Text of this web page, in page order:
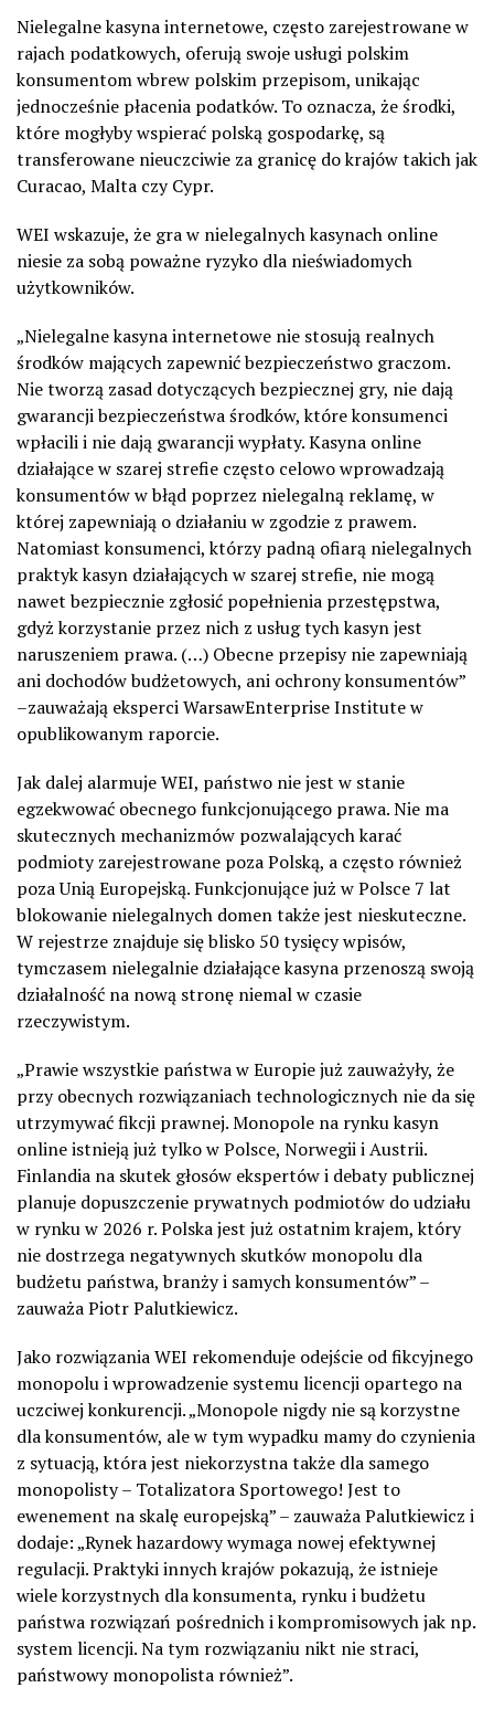
Nielegalne kasyna internetowe, często zarejestrowane w
rajach podatkowych, oferują swoje usługi polskim
konsumentom wbrew polskim przepisom, unikając
jednocześnie płacenia podatków. To oznacza, że środki,
które mogłyby wspierać polską gospodarkę, są
transferowane nieuczciwie za granicę do krajów takich jak
Curacao, Malta czy Cypr.
WEI wskazuje, że gra w nielegalnych kasynach online
niesie za sobą poważne ryzyko dla nieświadomych
użytkowników.
„Nielegalne kasyna internetowe nie stosują realnych
środków mających zapewnić bezpieczeństwo graczom.
Nie tworzą zasad dotyczących bezpiecznej gry, nie dają
gwarancji bezpieczeństwa środków, które konsumenci
wpłacili i nie dają gwarancji wypłaty. Kasyna online
działające w szarej strefie często celowo wprowadzają
konsumentów w błąd poprzez nielegalną reklamę, w
której zapewniają o działaniu w zgodzie z prawem.
Natomiast konsumenci, którzy padną ofiarą nielegalnych
praktyk kasyn działających w szarej strefie, nie mogą
nawet bezpiecznie zgłosić popełnienia przestępstwa,
gdyż korzystanie przez nich z usług tych kasyn jest
naruszeniem prawa. (…) Obecne przepisy nie zapewniają
ani dochodów budżetowych, ani ochrony konsumentów”
–zauważają eksperciWarsawEnterpriseInstitutew
opublikowanym raporcie.
Jak dalej alarmujeWEI, państwo nie jest w stanie
egzekwować obecnego funkcjonującego prawa. Nie ma
skutecznych mechanizmów pozwalających karać
podmioty zarejestrowane poza Polską, a często również
poza Unią Europejską. Funkcjonujące już w Polsce 7 lat
blokowanie nielegalnych domen także jest nieskuteczne.
W rejestrze znajduje się blisko 50 tysięcy wpisów,
tymczasem nielegalnie działające kasyna przenoszą swoją
działalność na nową stronę niemal w czasie
rzeczywistym.
„Prawie wszystkie państwa w Europie już zauważyły, że
przy obecnych rozwiązaniach technologicznych nie da się
utrzymywać fikcji prawnej. Monopole na rynku kasyn
online istnieją już tylko w Polsce, Norwegii i Austrii.
Finlandia na skutek głosów ekspertów i debaty publicznej
planuje dopuszczenie prywatnych podmiotów do udziału
w rynku w 2026 r. Polska jest już ostatnim krajem, który
nie dostrzega negatywnych skutków monopolu dla
budżetu państwa, branży i samych konsumentów”–
zauważaPiotr Palutkiewicz.
Jako rozwiązaniaWEI rekomenduje odejście od fikcyjnego
monopolu i wprowadzenie systemu licencji opartego na
uczciwej konkurencji.„Monopole nigdy nie są korzystne
dla konsumentów, ale w tym wypadku mamy do czynienia
z sytuacją, która jest niekorzystna także dla samego
monopolisty – Totalizatora Sportowego! Jest to
ewenement na skalę europejską”– zauważaPalutkiewicz i
dodaje:„Rynek hazardowy wymaga nowej efektywnej
regulacji. Praktyki innych krajów pokazują, że istnieje
wiele korzystnych dla konsumenta, rynku i budżetu
państwa rozwiązań pośrednich i kompromisowych jak np.
system licencji.Na tym rozwiązaniu nikt nie straci,
państwowy monopolista również”.